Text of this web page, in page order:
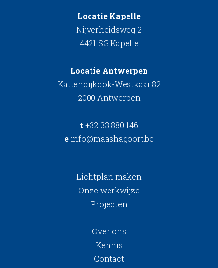
Locatie Kapelle
Nijverheidsweg 2
4421 SG Kapelle
Locatie Antwerpen
Kattendijkdok-Westkaai 82
2000 Antwerpen
t +32 33 880 146
einfo@maashagoort.be
Lichtplan maken
Onze werkwijze
Projecten
Over ons
Kennis
Contact